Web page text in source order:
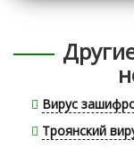
Вирус
Троянский